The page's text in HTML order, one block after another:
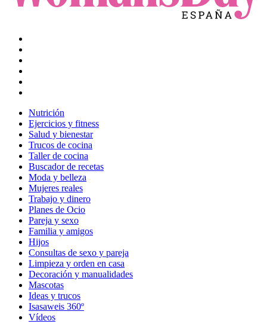
Nutrición
Ejercicios y fitness
Salud y bienestar
Trucos de cocina
Taller de cocina
Buscador de recetas
Moda y belleza
Mujeres reales
Trabajo y dinero
Planes de Ocio
Pareja y sexo
Familia y amigos
Hijos
Consultas de sexo y pareja
Limpieza y orden en casa
Decoración y manualidades
Mascotas
Ideas y trucos
Isasaweis 360º
Vídeos